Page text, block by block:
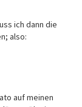
ich dann die
also:
auf meinen